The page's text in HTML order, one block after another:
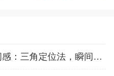
开发打乒乓球的空间感：三角定位法，瞬间找准最佳击球点